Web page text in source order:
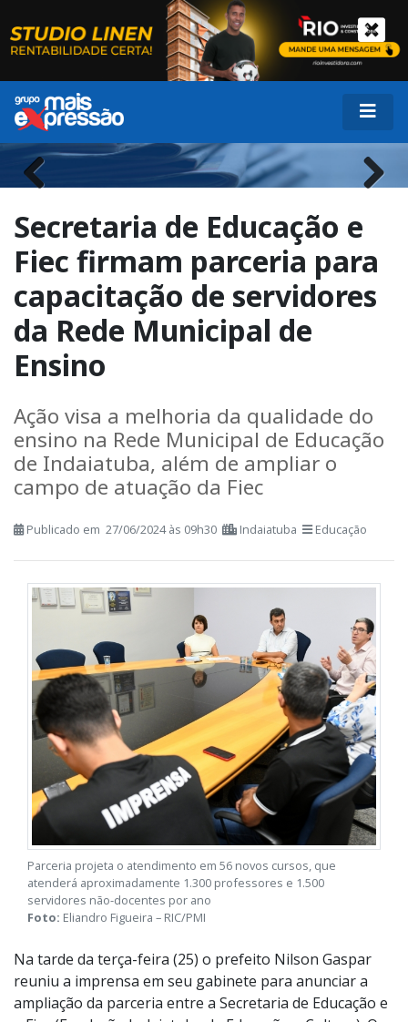
Previous
Secretaria de Educação e
Fiec firmam parceria para
capacitação de servidores
da Rede Municipal de
Ensino
Ação visa a melhoria da qualidade do
de Indaiatuba, além de ampliar o
campo de atuação da Fiec
Publicado em 27/06/2024 às 09h30
atenderá aproximadamente 1.300 professores e 1.500
servidores não-docentes por ano
Foto: Eliandro Figueira – RIC/PMI